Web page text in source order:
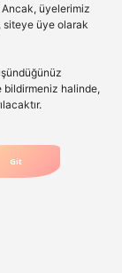
Ancak, üyelerimiz
siteye üye olarak
bildirmeniz halinde,